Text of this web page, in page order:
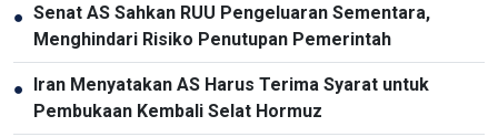
● Senat AS Sahkan RUU Pengeluaran Sementara,
Menghindari Risiko Penutupan Pemerintah
● Iran Menyatakan AS Harus Terima Syarat untuk
Pembukaan Kembali Selat Hormuz